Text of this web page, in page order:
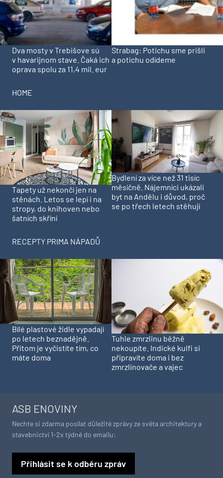
Dva mosty v Trebišove sú
v havarijnom stave. Čaká ich
oprava spolu za 11,4 mil. eur
Strabag: Potichu sme prišli
a potichu odídeme
HOME
Tapety už nekončí jen na
stěnách. Letos se lepí i na
stropy, do knihoven nebo
šatních skříní
Bydlení za více než 31 tisíc
měsíčně. Nájemníci ukázali
byt na Andělu i důvod, proč
se po třech letech stěhují
RECEPTY PRIMA NÁPADŮ
Bílé plastové židle vypadají
po letech beznadějně.
Přitom je vyčistíte tím, co
máte doma
Tuhle zmrzlinu běžně
nekoupíte. Indické kulfi si
připravíte doma i bez
zmrzlinovače a vajec
ASB ENOVINY
Nechte si zdarma posílat důležité zprávy ze světa architektury a
stavebnictví 1-2x týdně do emailu:
Přihlásit se k odběru zpráv